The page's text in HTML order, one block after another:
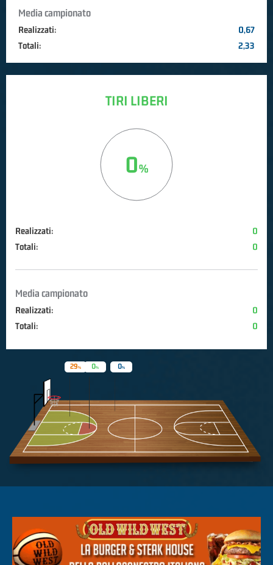
Media campionato
Realizzati:
0,67
Totali:
2,33
TIRI LIBERI
0
Realizzati:
0
Totali:
0
Media campionato
Realizzati:
0
Totali:
0
0
29 0